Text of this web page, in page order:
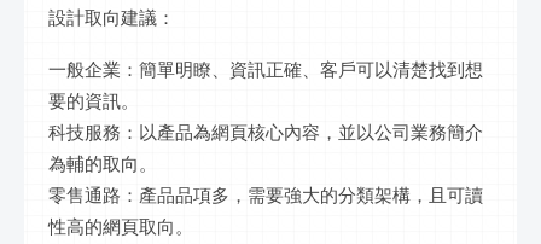
設計取向建議：
一般企業：簡單明瞭、資訊正確、客戶可以清楚找到想
要的資訊。
科技服務：以產品為網頁核心內容，並以公司業務簡介
為輔的取向。
零售通路：產品品項多，需要強大的分類架構，且可讀
性高的網頁取向。